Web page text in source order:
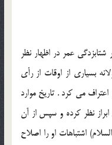
شتابزدگي عمر در اظهار نظر
بسياري از اوقات از رأي
مي كرد . تاريخ موارد
نظر كرده و سپس از آن
اشتباهات او را اصلاح